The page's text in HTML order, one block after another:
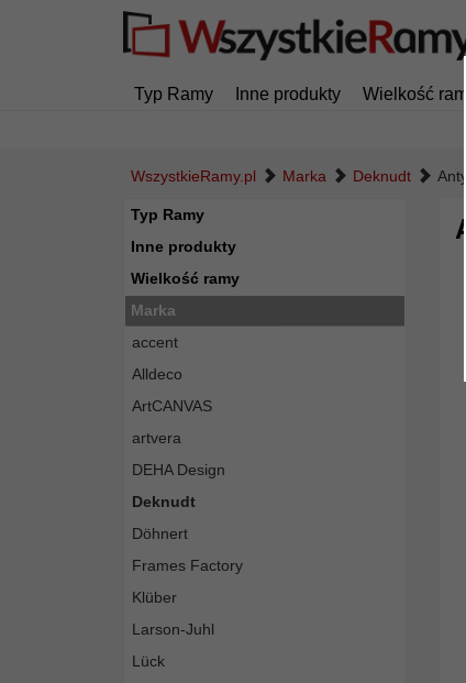
Typ Ramy Inne produkty Wielkość
WszystkieRamy.pl Marka Deknudt
Typ Ramy
Inne produkty
Wielkość ramy
Marka
accent
Alldeco
ArtCANVAS
artvera
DEHA Design
Deknudt
Döhnert
Frames Factory
Klüber
Larson-Juhl
Lück